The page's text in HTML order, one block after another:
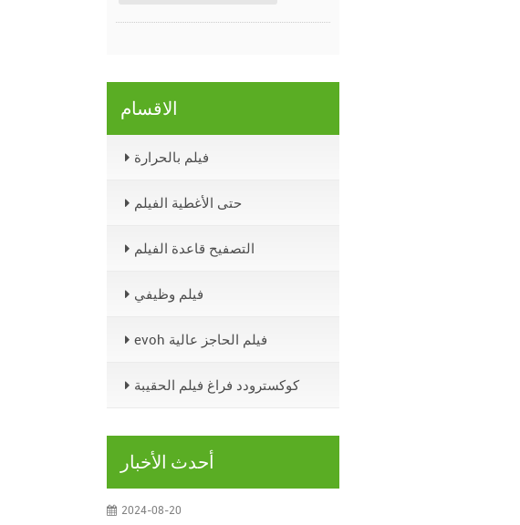
الاقسام
فيلم بالحرارة
حتى الأغطية الفيلم
التصفيح قاعدة الفيلم
فيلم وظيفي
evoh فيلم الحاجز عالية
كوكسترودد فراغ فيلم الحقيبة
أحدث الأخبار
2024-08-20